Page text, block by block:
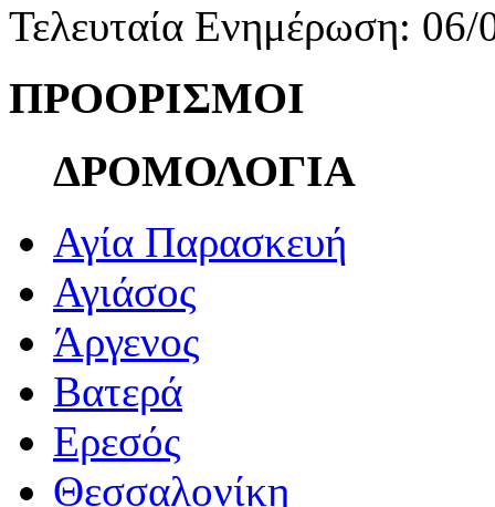
Τελευταία Ενημέρωση:
ΠΡΟΟΡΙΣΜΟΙ
ΔΡΟΜΟΛΟΓΙΑ
Αγία Παρασκευή
Αγιάσος
Άργενος
Βατερά
Ερεσός
Θεσσαλονίκη